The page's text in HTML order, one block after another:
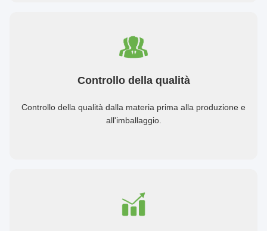
Controllo della qualità
Controllo della qualità dalla materia prima alla produzione e
all'imballaggio.